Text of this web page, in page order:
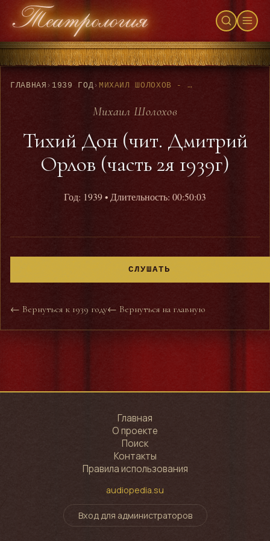
ГЛАВНАЯ › 1939 ГОД› МИХАИЛ ШОЛОХОВ - ТИХИЙ ДОН (ЧИТ. ДМИТРИЙ ОРЛОВ (ЧАСТЬ 2Я 1939Г)
Михаил Шолохов
Тихий Дон (чит. Дмитрий
Орлов (часть 2я 1939г)
Год: 1939• Длительность: 00:50:03
СЛУШАТЬ
← Вернуться к 1939 году← Вернуться на главную
Главная
О проекте
Поиск
Контакты
Правила использования
audiopedia.su
Вход для администраторов